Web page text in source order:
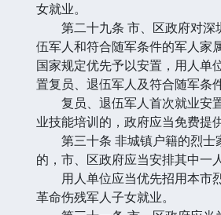
女就业。
第二十九条 市、区政府对深
伍军人和符合随军条件的军人家
国家规定优先予以安置，用人单
置复员、退伍军人及符合随军条
复员、退伍军人首次就业安
业技能培训的，政府应当免费提
第三十条 非城镇户籍的烈士
的，市、区政府应当安排其中一
用人单位应当优先招用本市
革命伤残军人子女就业。